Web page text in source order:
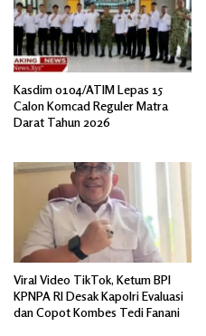
Kasdim 0104/ATIM Lepas 15
Calon Komcad Reguler Matra
Darat Tahun 2026
Viral Video TikTok, Ketum BPI
KPNPA RI Desak Kapolri Evaluasi
dan Copot Kombes Tedi Fanani